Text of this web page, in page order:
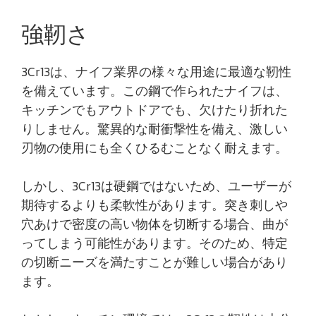
強靭さ
3Cr13は、ナイフ業界の様々な用途に最適な靭性
を備えています。この鋼で作られたナイフは、
キッチンでもアウトドアでも、欠けたり折れた
りしません。驚異的な耐衝撃性を備え、激しい
刃物の使用にも全くひるむことなく耐えます。
しかし、3Cr13は硬鋼ではないため、ユーザーが
期待するよりも柔軟性があります。突き刺しや
穴あけで密度の高い物体を切断する場合、曲が
ってしまう可能性があります。そのため、特定
の切断ニーズを満たすことが難しい場合があり
ます。